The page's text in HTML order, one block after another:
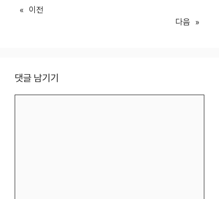
« 이전
다음 »
댓글 남기기